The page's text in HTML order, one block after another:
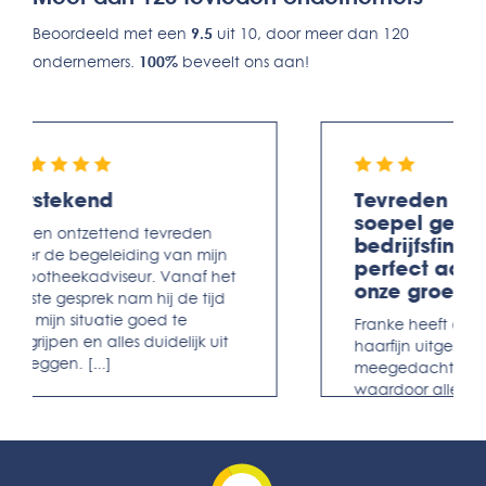
Beoordeeld met een 9.5 uit 10, door meer dan 120
ondernemers. 100% beveelt ons aan!
met een
geregelde
die
aansluit bij
groeiplannen
heeft ons veel zaken
uitgelegd en
in het proces,
Goed
geregeld, goed
meegedacht
Laagdrempelig fijn
Apeldoorn